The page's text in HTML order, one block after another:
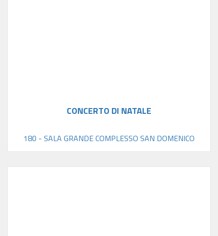
CONCERTO DI NATALE
180 - SALA GRANDE COMPLESSO SAN DOMENICO